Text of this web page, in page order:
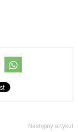
Następny artykuł